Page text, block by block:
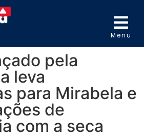
Menu
pela
leva
para Mirabela e
de
com a seca